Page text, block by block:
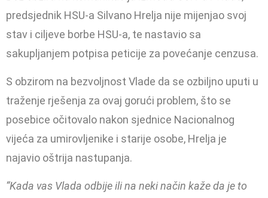
predsjednik HSU-a Silvano Hrelja nije mijenjao svoj
stav i ciljeve borbe HSU-a, te nastavio sa
sakupljanjem potpisa peticije za povećanje cenzusa.
S obzirom na bezvoljnost Vlade da se ozbiljno uputi u
traženje rješenja za ovaj gorući problem, što se
posebice očitovalo nakon sjednice Nacionalnog
vijeća za umirovljenike i starije osobe, Hrelja je
najavio oštrija nastupanja.
“Kada vas Vlada odbije ili na neki način kaže da je to